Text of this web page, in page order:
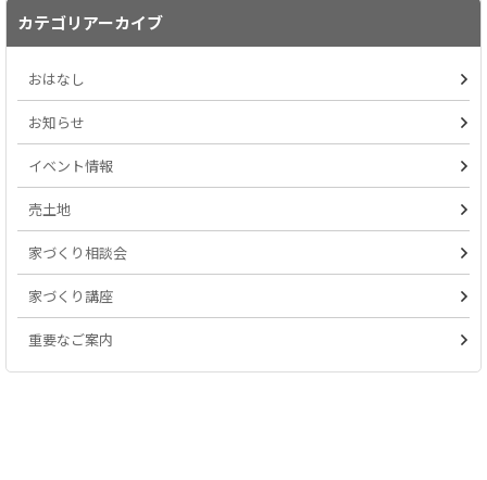
カテゴリアーカイブ
おはなし
お知らせ
イベント情報
売土地
家づくり相談会
家づくり講座
重要なご案内